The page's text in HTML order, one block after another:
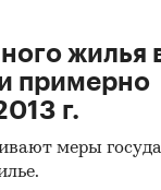
модель.
сбора и
жилья
примерно
г.
меры